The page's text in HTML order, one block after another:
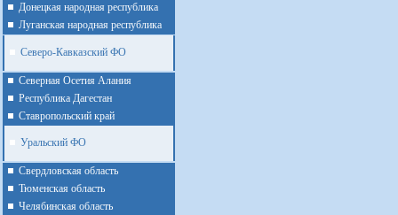
Донецкая народная республика
Луганская народная республика
Северо-Кавказский ФО
Северная Осетия Алания
Республика Дагестан
Ставропольский край
Уральский ФО
Cвердловская область
Тюменская область
Челябинская область